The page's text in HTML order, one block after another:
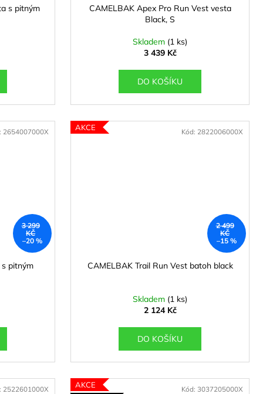
s pitným
CAMELBAK Apex Pro Run Vest vesta
Black, S
Skladem (1 ks)
3 439 Kč
DO KOŠÍKU
3 299
KČ
–20 %
pitným
2654007000X AKCE
2 499
KČ
–15 %
CAMELBAK Trail Run Vest batoh black
Skladem (1 ks)
2 124 Kč
DO KOŠÍKU
Kód: 2822006000X
2522601000X
AKCE
Kód: 3037205000X